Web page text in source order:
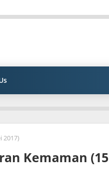
2017)
Kemaman (15